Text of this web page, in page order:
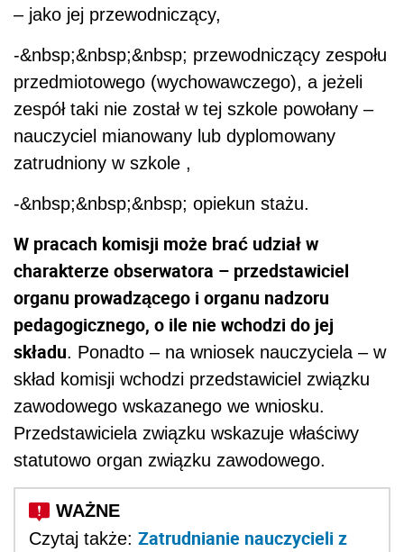
– jako jej przewodniczący,
-&nbsp;&nbsp;&nbsp; przewodniczący zespołu
przedmiotowego (wychowawczego), a jeżeli
zespół taki nie został w tej szkole powołany –
nauczyciel mianowany lub dyplomowany
zatrudniony w szkole ,
-&nbsp;&nbsp;&nbsp; opiekun stażu.
W pracach komisji może brać udział w
charakterze obserwatora – przedstawiciel
organu prowadzącego i organu nadzoru
pedagogicznego, o ile nie wchodzi do jej
składu. Ponadto – na wniosek nauczyciela – w
skład komisji wchodzi przedstawiciel związku
zawodowego wskazanego we wniosku.
Przedstawiciela związku wskazuje właściwy
statutowo organ związku zawodowego.
Czytaj także: Zatrudnianie nauczycieli z